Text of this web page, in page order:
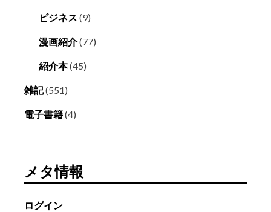
ビジネス (9)
漫画紹介(77)
紹介本(45)
雑記(551)
電子書籍(4)
メタ情報
ログイン